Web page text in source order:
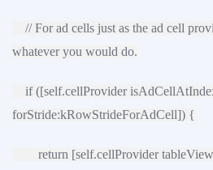
// For ad cells just as the ad cell
whatever you would do.
if ([self.cellProvider
forStride:kRowStrideForAdCell]) {
return [self.cellProvider